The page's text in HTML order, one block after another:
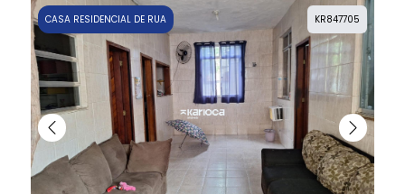
KR847705
CASA RESIDENCIAL DE RUA